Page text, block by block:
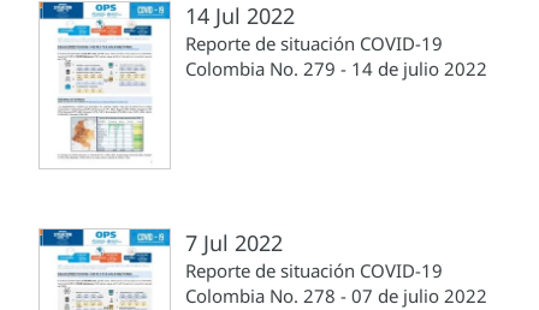
14 Jul 2022
Reporte de situación COVID-19
Colombia No. 279 - 14 de julio 2022
7 Jul 2022
Reporte de situación COVID-19
Colombia No. 278 - 07 de julio 2022